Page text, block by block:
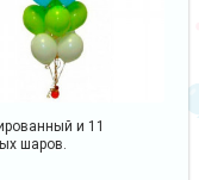
и 11
шаров.